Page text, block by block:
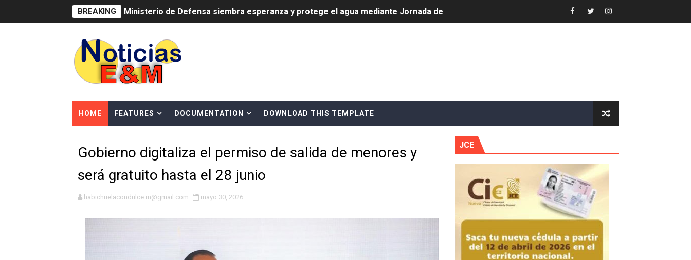
BREAKING MICM y CECCOM retienen 213,355 galones de combustibles y 46 millones de mercancías en lo que va de año
Residentes en San Juan beneficiados con jornada asistencial de Desarrollo de la Comunidad y Ejército RD
El magistrado Henry Molina decidió no seguir en la Presidencia de la Suprema Corte de Justicia.
​Domingo Plácido critica la situación económica y califica de ineficiente la gestión del gobierno
Graduación XII Promoción Servicio Militar Voluntario
Fellito Suberví asegura en Carolina Mejía RD tiene la oportunidad histórica de elegir la primera mujer presidente de la República
Hipótesis policial sobre atentado a balazos en la avenida Abraham Lincoln y fallecer horas después
CESDN urge fortalecer el sistema eléctrico ante constantes apagones en Santo Domingo Norte
Cacerolazos, gomas quemadas y bombas lagrimógenas: Tensión en la Fernández Domínguez por apagones en Cayenas y Residencial Amalia
HOME FEATURES DOCUMENTATION DOWNLOAD THIS TEMPLATE
Gobierno digitaliza el permiso de salida de menores y
será gratuito hasta el 28 junio
habichuelacondulce.m@gmail.com mayo 30, 2026
JCE